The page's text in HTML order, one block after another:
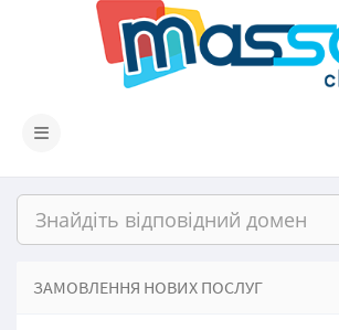
Переключити навігацію
ЗАМОВЛЕННЯ НОВИХ ПОСЛУГ